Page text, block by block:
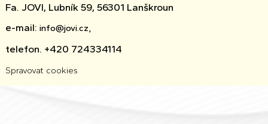
Fa. JOVI, Lubník 59, 56301 Lanškroun
e-mail: info@jovi.cz,
telefon. +420 724334114
Spravovat cookies